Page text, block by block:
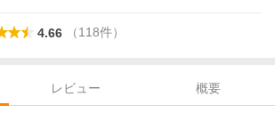
4.66 （118件）
レビュー
概要